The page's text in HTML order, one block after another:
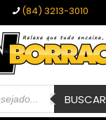
(84) 3213-3010
BUSCAR